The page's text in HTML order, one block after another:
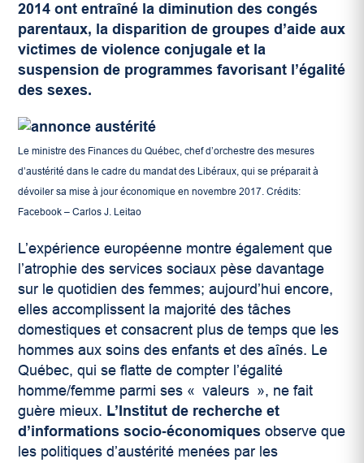
2014 ont entraîné la diminution des congés
parentaux, la disparition de groupes d’aide aux
victimes de violence conjugale et la
suspension de programmes favorisant l’égalité
des sexes.
Le ministre des Finances du Québec, chef d’orchestre des mesures
d’austérité dans le cadre du mandat des Libéraux, qui se préparait à
dévoiler sa mise à jour économique en novembre 2017. Crédits:
Facebook – Carlos J. Leitao
L’expérience européenne montre également que
l’atrophie des services sociaux pèse davantage
sur le quotidien des femmes; aujourd’hui encore,
elles accomplissent la majorité des tâches
domestiques et consacrent plus de temps que les
hommes aux soins des enfants et des aînés. Le
Québec, qui se flatte de compter l’égalité
homme/femme parmi ses « valeurs », ne fait
guère mieux. L’Institut de recherche et
d’informations socio‑économiques observe que
les politiques d’austérité menées par les